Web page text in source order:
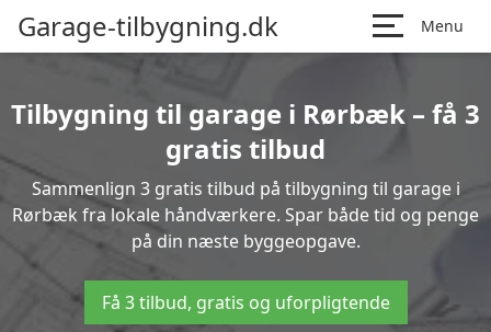
Garage-tilbygning.dk Menu
Tilbygning til garage i Rørbæk – få 3
gratis tilbud
Sammenlign 3 gratis tilbud på tilbygning til garage i
Rørbæk fra lokale håndværkere. Spar både tid og penge
på din næste byggeopgave.
Få 3 tilbud, gratis og uforpligtende